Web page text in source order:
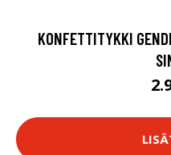
KONFETTITYKKI